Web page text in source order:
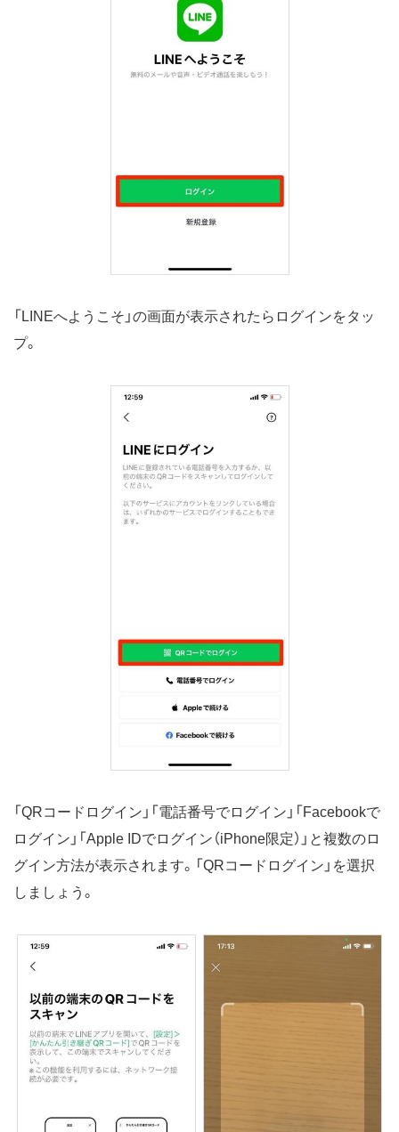
「LINEへようこそ」の画面が表示されたらログインをタッ
プ。
「QRコードログイン」「電話番号でログイン」「Facebookで
ログイン」「Apple IDでログイン（iPhone限定）」と複数のロ
グイン方法が表示されます。「QRコードログイン」を選択
しましょう。